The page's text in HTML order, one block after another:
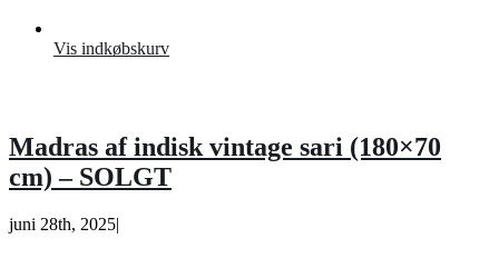
Vis indkøbskurv
Madras af indisk vintage sari (180×70
cm) – SOLGT
juni 28th, 2025|